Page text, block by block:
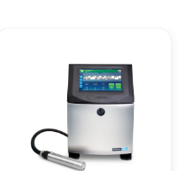
Videojet 1580+
Continuous Inkjet
Printer